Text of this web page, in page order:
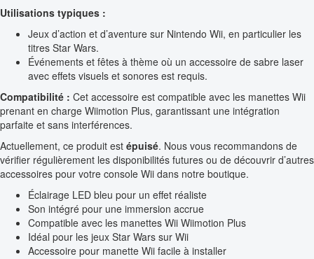
Utilisations typiques :
Jeux d’action et d’aventure sur Nintendo Wii, en particulier les
titres Star Wars.
Événements et fêtes à thème où un accessoire de sabre laser
avec effets visuels et sonores est requis.
Compatibilité : Cet accessoire est compatible avec les manettes Wii
prenant en charge Wiimotion Plus, garantissant une intégration
parfaite et sans interférences.
Actuellement, ce produit est épuisé. Nous vous recommandons de
vérifier régulièrement les disponibilités futures ou de découvrir d’autres
accessoires pour votre console Wii dans notre boutique.
Éclairage LED bleu pour un effet réaliste
Son intégré pour une immersion accrue
Compatible avec les manettes Wii Wiimotion Plus
Idéal pour les jeux Star Wars sur Wii
Accessoire pour manette Wii facile à installer